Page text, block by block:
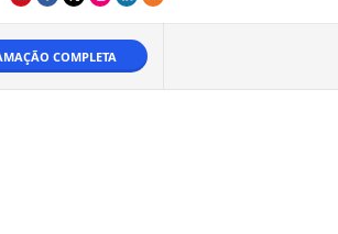
COMPLETA